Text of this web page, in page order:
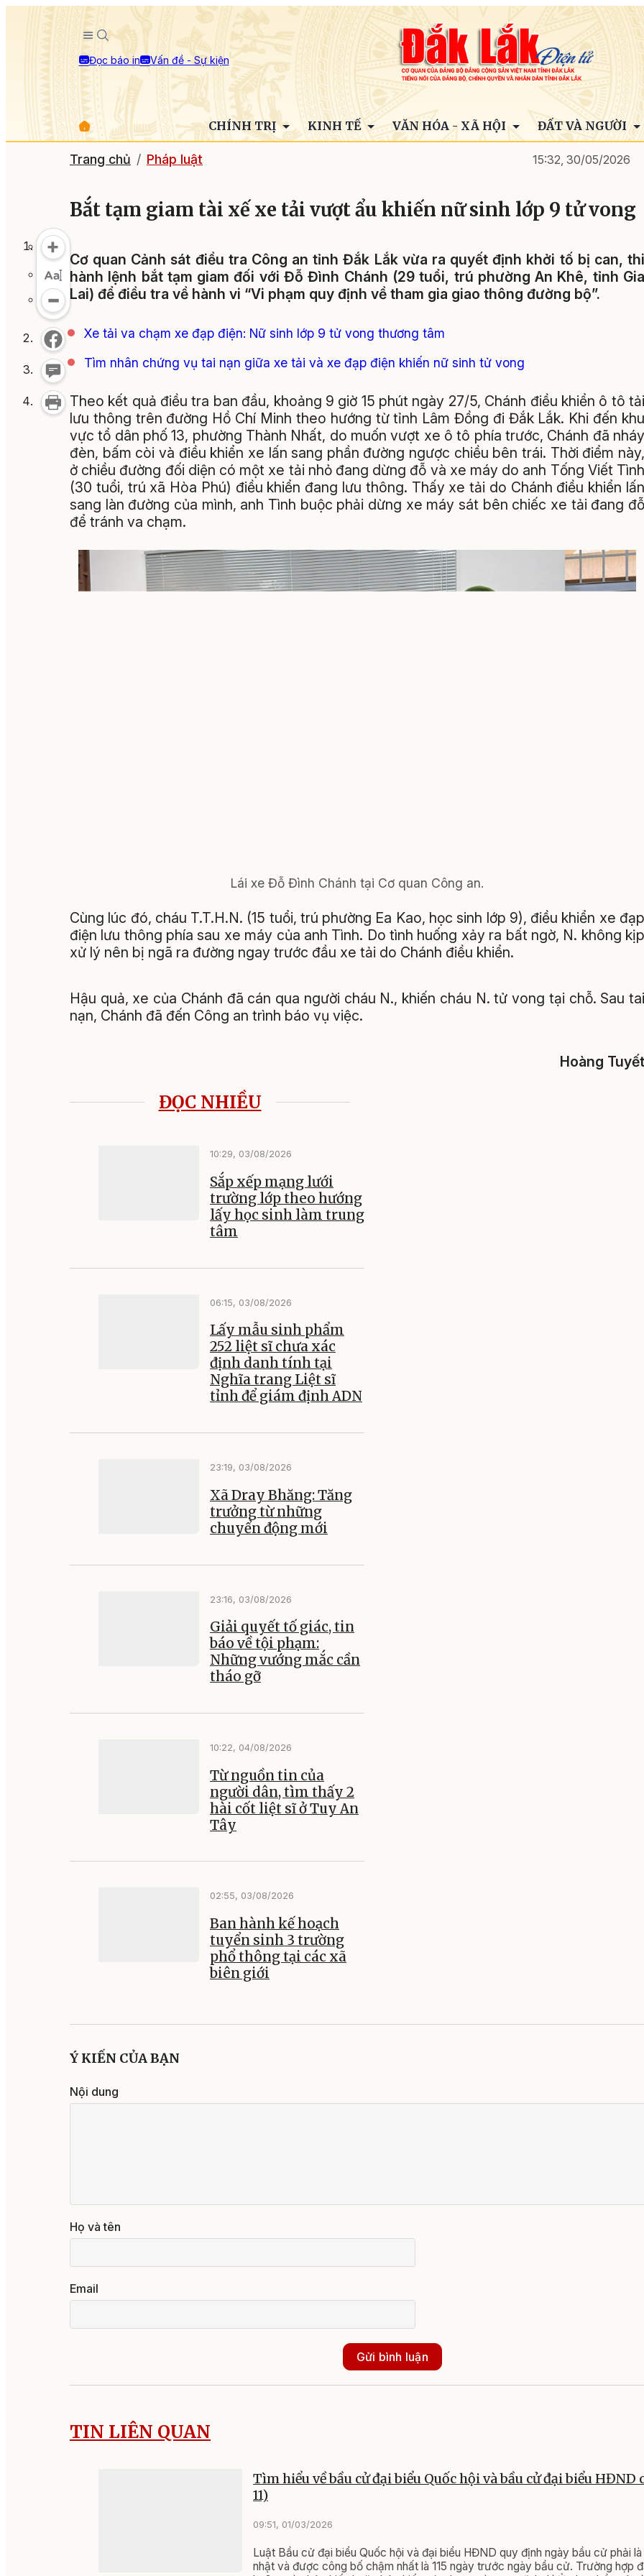
Đọc báo in Vấn đề - Sự kiện
CHÍNH TRỊ KINH TẾ VĂN HÓA - XÃ HỘI ĐẤT VÀ NGƯỜI
Trang chủ Pháp luật 15:32, 30/05/2026
Bắt tạm giam tài xế xe tải vượt ẩu khiến nữ sinh lớp 9 tử vong
Cơ quan Cảnh sát điều tra Công an tỉnh Đắk Lắk vừa ra quyết định khởi tố bị can, thi
hành lệnh bắt tạm giam đối với Đỗ Đình Chánh (29 tuổi, trú phường An Khê, tỉnh Gia
Lai) để điều tra về hành vi “Vi phạm quy định về tham gia giao thông đường bộ”.
Xe tải va chạm xe đạp điện: Nữ sinh lớp 9 tử vong thương tâm
Tìm nhân chứng vụ tai nạn giữa xe tải và xe đạp điện khiến nữ sinh tử vong
Theo kết quả điều tra ban đầu, khoảng 9 giờ 15 phút ngày 27/5, Chánh điều khiển ô tô tải
lưu thông trên đường Hồ Chí Minh theo hướng từ tỉnh Lâm Đồng đi Đắk Lắk. Khi đến khu
vực tổ dân phố 13, phường Thành Nhất, do muốn vượt xe ô tô phía trước, Chánh đã nháy
đèn, bấm còi và điều khiển xe lấn sang phần đường ngược chiều bên trái. Thời điểm này,
ở chiều đường đối diện có một xe tải nhỏ đang dừng đỗ và xe máy do anh Tống Viết Tình
(30 tuổi, trú xã Hòa Phú) điều khiển đang lưu thông. Thấy xe tải do Chánh điều khiển lấn
sang làn đường của mình, anh Tình buộc phải dừng xe máy sát bên chiếc xe tải đang đỗ
để tránh va chạm.
Lái xe Đỗ Đình Chánh tại Cơ quan Công an.
Cùng lúc đó, cháu T.T.H.N. (15 tuổi, trú phường Ea Kao, học sinh lớp 9), điều khiển xe đạp
điện lưu thông phía sau xe máy của anh Tình. Do tình huống xảy ra bất ngờ, N. không kịp
xử lý nên bị ngã ra đường ngay trước đầu xe tải do Chánh điều khiển.
Hậu quả, xe của Chánh đã cán qua người cháu N., khiến cháu N. tử vong tại chỗ. Sau tai
nạn, Chánh đã đến Công an trình báo vụ việc.
Hoàng Tuyết
ĐỌC NHIỀU
10:29, 03/08/2026
Sắp xếp mạng lưới
trường lớp theo hướng
lấy học sinh làm trung
tâm
06:15, 03/08/2026
Lấy mẫu sinh phẩm
252 liệt sĩ chưa xác
định danh tính tại
Nghĩa trang Liệt sĩ
tỉnh để giám định ADN
23:19, 03/08/2026
Xã Dray Bhăng: Tăng
trưởng từ những
chuyển động mới
23:16, 03/08/2026
Giải quyết tố giác, tin
báo về tội phạm:
Những vướng mắc cần
tháo gỡ
10:22, 04/08/2026
Từ nguồn tin của
người dân, tìm thấy 2
hài cốt liệt sĩ ở Tuy An
Tây
02:55, 03/08/2026
Ban hành kế hoạch
tuyển sinh 3 trường
phổ thông tại các xã
biên giới
Ý KIẾN CỦA BẠN
Nội dung
Họ và tên
Email
Gửi bình luận
TIN LIÊN QUAN
Tìm hiểu về bầu cử đại biểu Quốc hội và bầu cử đại biểu HĐND
11)
09:51, 01/03/2026
Luật Bầu cử đại biểu Quốc hội và đại biểu HĐND quy định ngày bầu cử phải
nhật và được công bố chậm nhất là 115 ngày trước ngày bầu cử. Trường hợp